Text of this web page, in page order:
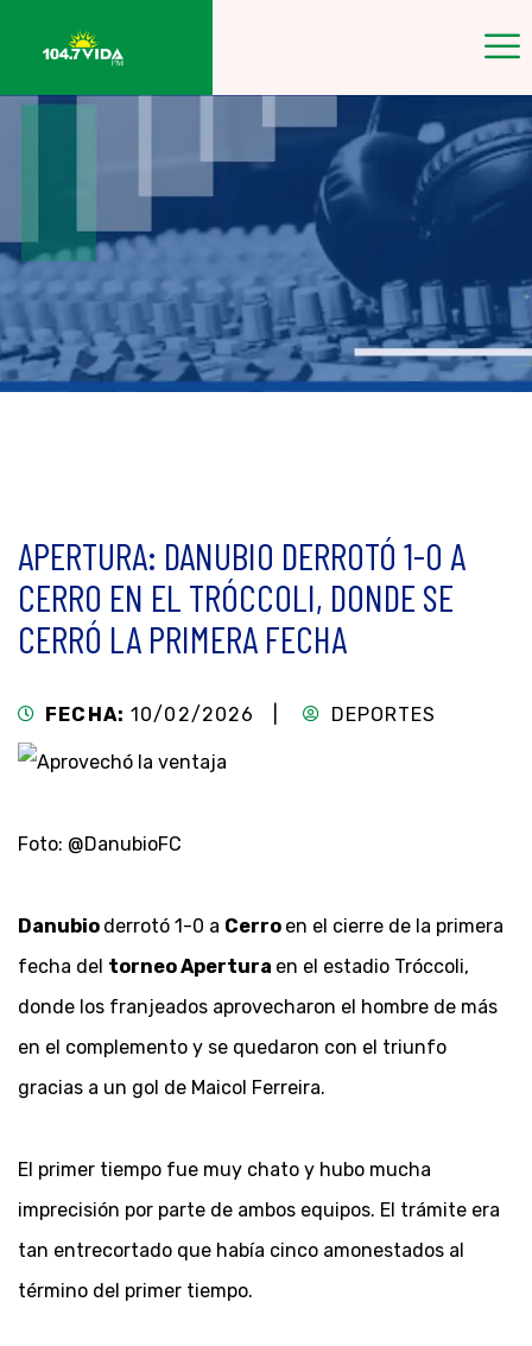
APERTURA: DANUBIO DERROTÓ 1-0 A
CERRO EN EL TRÓCCOLI, DONDE SE
CERRÓ LA PRIMERA FECHA
FECHA: 10/02/2026 | DEPORTES
Foto: @DanubioFC
Danubio derrotó 1-0 a Cerro en el cierre de la primera
fecha del torneo Apertura en el estadio Tróccoli,
donde los franjeados aprovecharon el hombre de más
en el complemento y se quedaron con el triunfo
gracias a un gol de Maicol Ferreira.
El primer tiempo fue muy chato y hubo mucha
imprecisión por parte de ambos equipos. El trámite era
tan entrecortado que había cinco amonestados al
término del primer tiempo.